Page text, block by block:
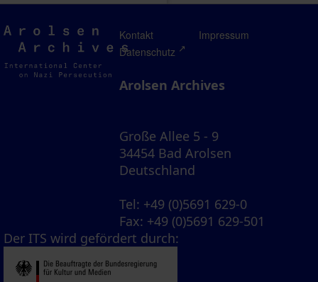
Arolsen
Archives
Kontakt
Impressum
Datenschutz
Arolsen Archives
Große Allee 5 - 9
34454 Bad Arolsen
Deutschland
Tel: +49 (0)5691 629-0
Fax: +49 (0)5691 629-501
Der ITS wird gefördert durch: